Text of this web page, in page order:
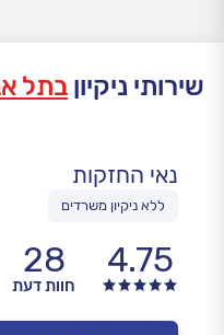
שירותי ניקיון בתל
נאי החזקות
ללא ניקיון משרדים
4.75
28
חוות דעת